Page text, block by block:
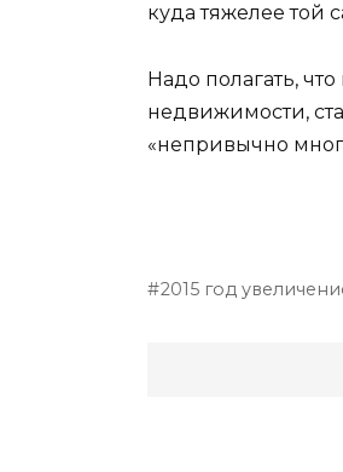
куда тяжелее той
Надо полагать,
недвижимости,
«непривычно
2015 год